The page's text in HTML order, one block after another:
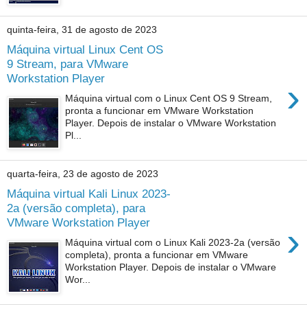
quinta-feira, 31 de agosto de 2023
Máquina virtual Linux Cent OS
9 Stream, para VMware
Workstation Player
›
Máquina virtual com o Linux Cent OS 9 Stream,
pronta a funcionar em VMware Workstation
Player. Depois de instalar o VMware Workstation
Pl...
quarta-feira, 23 de agosto de 2023
Máquina virtual Kali Linux 2023-
2a (versão completa), para
VMware Workstation Player
›
Máquina virtual com o Linux Kali 2023-2a (versão
completa), pronta a funcionar em VMware
Workstation Player. Depois de instalar o VMware
Wor...